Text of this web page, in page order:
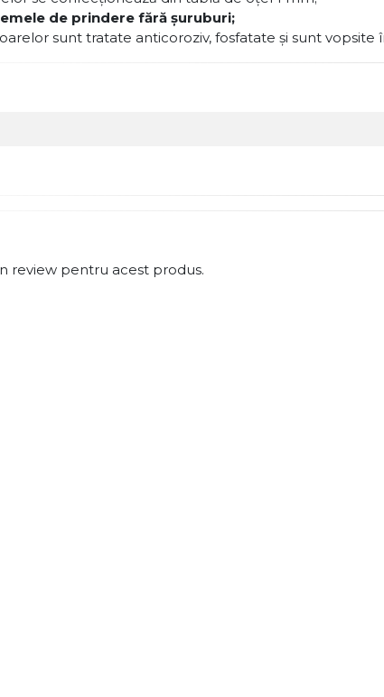
de prindere fără şuruburi;
sunt tratate anticoroziv, fosfatate şi sunt
review pentru acest produs.